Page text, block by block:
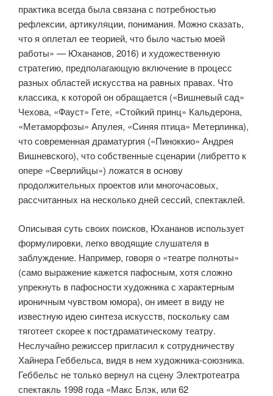
практика всегда была связана с потребностью
рефлексии, артикуляции, понимания. Можно сказать,
что я оплетал ее теорией, что было частью моей
работы» — Юхананов, 2016) и художественную
стратегию, предполагающую включение в процесс
разных областей искусства на равных правах. Что
классика, к которой он обращается («Вишневый сад»
Чехова, «Фауст» Гете, «Стойкий принц» Кальдерона,
«Метаморфозы» Апулея, «Синяя птица» Метерлинка),
что современная драматургия («Пиноккио» Андрея
Вишневского), что собственные сценарии (либретто к
опере «Сверлийцы») ложатся в основу
продолжительных проектов или многочасовых,
рассчитанных на несколько дней сессий, спектаклей.
Описывая суть своих поисков, Юхананов использует
формулировки, легко вводящие слушателя в
заблуждение. Например, говоря о «театре полноты»
(само выражение кажется пафосным, хотя сложно
упрекнуть в пафосности художника с характерным
ироничным чувством юмора), он имеет в виду не
известную идею синтеза искусств, поскольку сам
тяготеет скорее к постдраматическому театру.
Неслучайно режиссер пригласил к сотрудничеству
Хайнера Геббельса, видя в нем художника-союзника.
Геббельс не только вернул на сцену Электротеатра
спектакль 1998 года «Макс Блэк, или 62